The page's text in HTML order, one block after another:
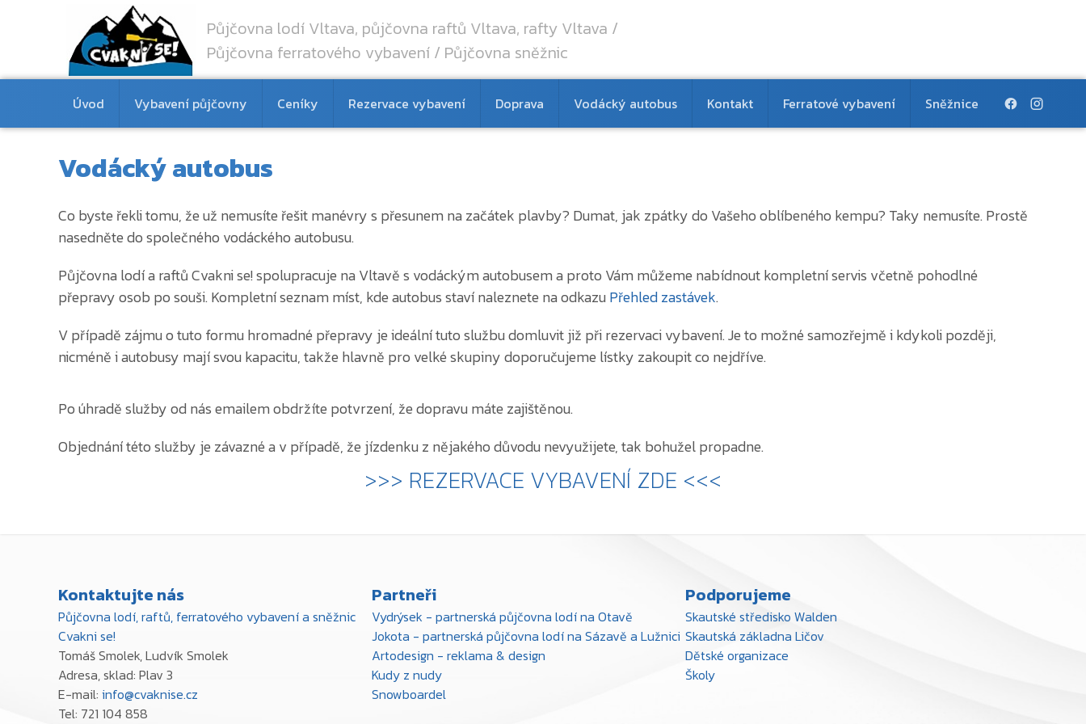
Půjčovna lodí Vltava, půjčovna raftů Vltava, rafty Vltava /
Půjčovna ferratového vybavení / Půjčovna sněžnic
Úvod Vybavení půjčovny Ceníky Rezervace vybavení Doprava Vodácký autobus Kontakt Ferratové vybavení Sněžnice
Vodácký autobus
Co byste řekli tomu, že už nemusíte řešit manévry s přesunem na začátek plavby? Dumat, jak zpátky do Vašeho oblíbeného kempu? Taky nemusíte. Prostě
nasedněte do společného vodáckého autobusu.
Půjčovna lodí a raftů Cvakni se! spolupracuje na Vltavě s vodáckým autobusem a proto Vám můžeme nabídnout kompletní servis včetně pohodlné
přepravy osob po souši. Kompletní seznam míst, kde autobus staví naleznete na odkazuPřehled zastávek.
V případě zájmu o tuto formu hromadné přepravy je ideální tuto službu domluvit již při rezervaci vybavení. Je to možné samozřejmě i kdykoli později,
nicméně i autobusy mají svou kapacitu, takže hlavně pro velké skupiny doporučujeme lístky zakoupit co nejdříve.
Po úhradě služby od nás emailem obdržíte potvrzení, že dopravu máte zajištěnou.
Objednání této služby je závazné a v případě, že jízdenku z nějakého důvodu nevyužijete, tak bohužel propadne.
>>> REZERVACE VYBAVENÍ ZDE <<<
Kontaktujte nás
Půjčovna lodí, raftů, ferratového vybavení a sněžnic
Cvakni se!
Tomáš Smolek, Ludvík Smolek
Adresa, sklad: Plav 3
E-mail: info@cvaknise.cz
Tel: 721 104 858
Partneři
Vydrýsek - partnerská půjčovna lodí na Otavě
Jokota - partnerská půjčovna lodí na Sázavě a Lužnici
Artodesign - reklama & design
Kudy z nudy
Snowboardel
Podporujeme
Skautské středisko Walden
Skautská základna Ličov
Dětské organizace
Školy